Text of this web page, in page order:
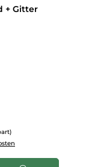
+ Gitter
ein oder benutze die